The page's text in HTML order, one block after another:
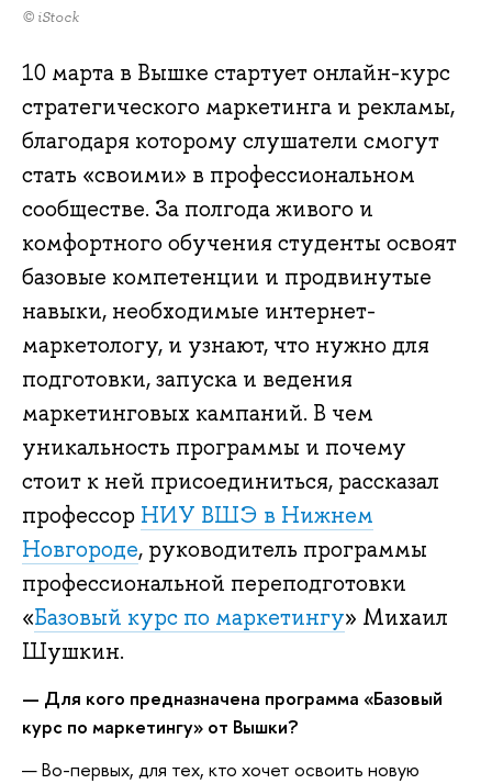
© iStock
10 марта в Вышке стартует онлайн-курс
стратегического маркетинга и рекламы,
благодаря которому слушатели смогут
стать «своими» в профессиональном
сообществе. За полгода живого и
комфортного обучения студенты освоят
базовые компетенции и продвинутые
навыки, необходимые интернет-
маркетологу, и узнают, что нужно для
подготовки, запуска и ведения
маркетинговых кампаний. В чем
уникальность программы и почему
стоит к ней присоединиться, рассказал
профессор НИУ ВШЭ в Нижнем
Новгороде, руководитель программы
профессиональной переподготовки
«Базовый курс по маркетингу» Михаил
Шушкин.
— Для кого предназначена программа «Базовый
курс по маркетингу» от Вышки?
— Во-первых, для тех, кто хочет освоить новую